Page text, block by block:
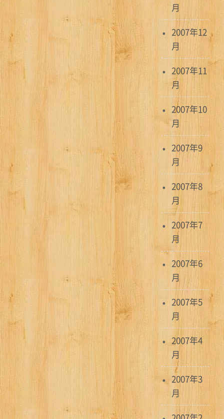
月
2007年12
月
2007年11
月
2007年10
月
2007年9
月
2007年8
月
2007年7
月
2007年6
月
2007年5
月
2007年4
月
2007年3
月